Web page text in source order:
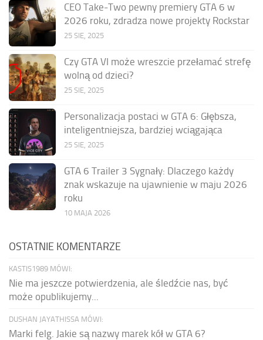
CEO Take-Two pewny premiery GTA 6 w
2026 roku, zdradza nowe projekty Rockstar
25 SIE, 2025
Czy GTA VI może wreszcie przełamać strefę
wolną od dzieci?
25 SIE, 2025
Personalizacja postaci w GTA 6: Głębsza,
inteligentniejsza, bardziej wciągająca
25 SIE, 2025
GTA 6 Trailer 3 Sygnały: Dlaczego każdy
znak wskazuje na ujawnienie w maju 2026
roku
10 MAJA 2026
OSTATNIE KOMENTARZE
KASTIS1989 MÓWI:
Nie ma jeszcze potwierdzenia, ale śledźcie nas, być
może opublikujemy...
DUSHAN JAYATHISSA MÓWI:
Marki felg. Jakie są nazwy marek kół w GTA 6?